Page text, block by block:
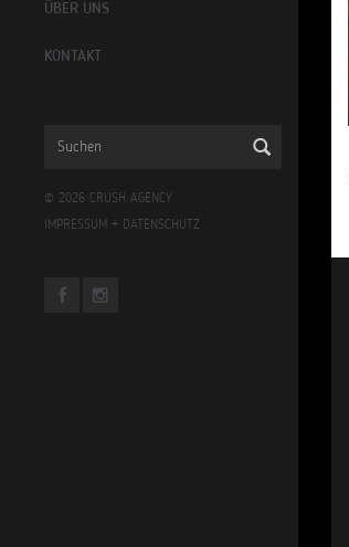
ÜBER UNS
KONTAKT
© 2026 CRUSH AGENCY
IMPRESSUM + DATENSCHUTZ